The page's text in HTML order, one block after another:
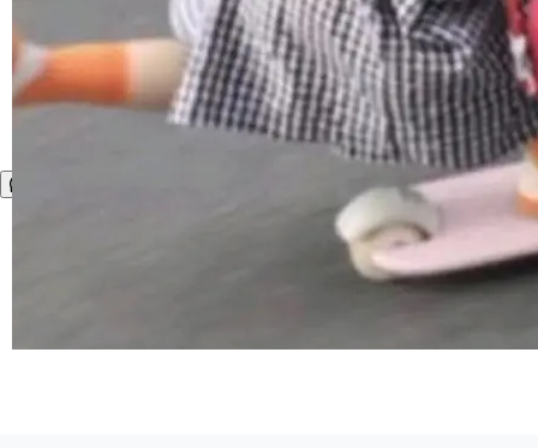
rawshaw 给出了两个 prompt。 第一个： "下载
某个软件的源码，在本地构建。修改 agent ...